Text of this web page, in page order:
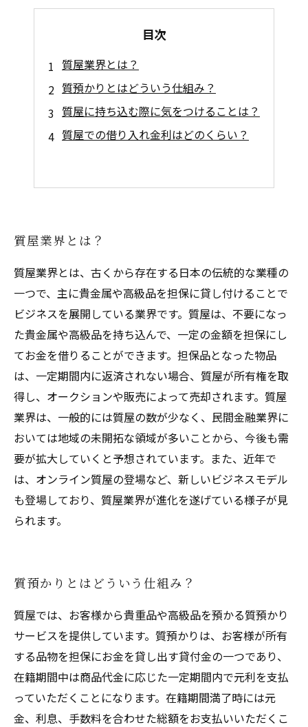
目次
質屋業界とは？
質預かりとはどういう仕組み？
質屋に持ち込む際に気をつけることは？
質屋での借り入れ金利はどのくらい？
質屋業界とは？
質屋業界とは、古くから存在する日本の伝統的な業種の
一つで、主に貴金属や高級品を担保に貸し付けることで
ビジネスを展開している業界です。質屋は、不要になっ
た貴金属や高級品を持ち込んで、一定の金額を担保にし
てお金を借りることができます。担保品となった物品
は、一定期間内に返済されない場合、質屋が所有権を取
得し、オークションや販売によって売却されます。質屋
業界は、一般的には質屋の数が少なく、民間金融業界に
おいては地域の未開拓な領域が多いことから、今後も需
要が拡大していくと予想されています。また、近年で
は、オンライン質屋の登場など、新しいビジネスモデル
も登場しており、質屋業界が進化を遂げている様子が見
られます。
質預かりとはどういう仕組み？
質屋では、お客様から貴重品や高級品を預かる質預かり
サービスを提供しています。質預かりは、お客様が所有
する品物を担保にお金を貸し出す貸付金の一つであり、
在籍期間中は商品代金に応じた一定期間内で元利を支払
っていただくことになります。在籍期間満了時には元
金、利息、手数料を合わせた総額をお支払いいただくこ